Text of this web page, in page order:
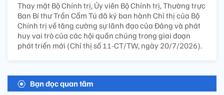
Thay mặt Bộ Chính trị, Ủy viên Bộ Chính trị, Thường trực
Ban Bí thư Trần Cẩm Tú đã ký ban hành Chỉ thị của Bộ
Chính trị về tăng cường sự lãnh đạo của Đảng và phát
huy vai trò của các hội quần chúng trong giai đoạn
phát triển mới (Chỉ thị số 11-CT/TW, ngày 20/7/2026).
Bạn đọc quan tâm